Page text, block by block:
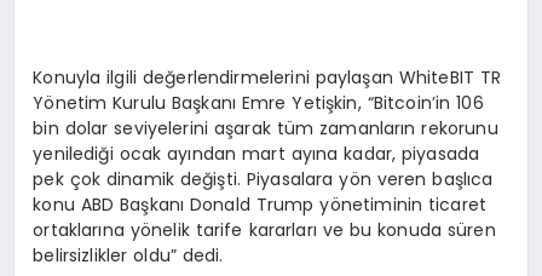
Konuyla ilgili değerlendirmelerini paylaşan WhiteBIT TR
Yönetim Kurulu Başkanı Emre Yetişkin, “Bitcoin’in 106
bin dolar seviyelerini aşarak tüm zamanların rekorunu
yenilediği ocak ayından mart ayına kadar, piyasada
pek çok dinamik değişti. Piyasalara yön veren başlıca
konu ABD Başkanı Donald Trump yönetiminin ticaret
ortaklarına yönelik tarife kararları ve bu konuda süren
belirsizlikler oldu” dedi.